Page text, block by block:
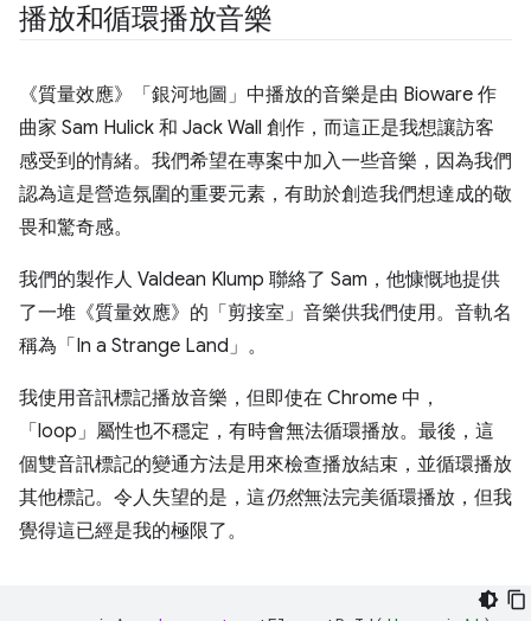
播放和循環播放音樂
《質量效應》「銀河地圖」中播放的音樂是由 Bioware 作
曲家 Sam Hulick 和 Jack Wall 創作，而這正是我想讓訪客
感受到的情緒。我們希望在專案中加入一些音樂，因為我們
認為這是營造氛圍的重要元素，有助於創造我們想達成的敬
畏和驚奇感。
我們的製作人 Valdean Klump 聯絡了 Sam，他慷慨地提供
了一堆《質量效應》的「剪接室」音樂供我們使用。音軌名
稱為「In a Strange Land」。
我使用音訊標記播放音樂，但即使在 Chrome 中，
「loop」屬性也不穩定，有時會無法循環播放。最後，這
個雙音訊標記的變通方法是用來檢查播放結束，並循環播放
其他標記。令人失望的是，這仍然無法完美循環播放，但我
覺得這已經是我的極限了。